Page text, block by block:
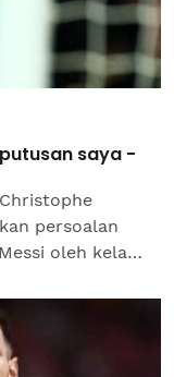
saya -
persoalan
oleh kelab